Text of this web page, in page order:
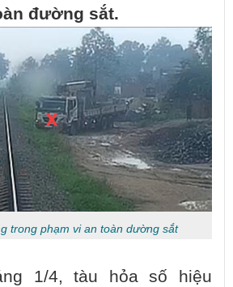
đường sắt.
trong phạm vi an toàn dường sắt
1/4, tàu hỏa số hiệu